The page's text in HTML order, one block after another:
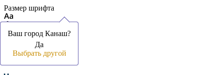
Размер шрифта
Цвет фона и шрифта
Ваш город Канаш?
Да
Выбрать другой
Ваш город Канаш?
Да
Выбрать другой